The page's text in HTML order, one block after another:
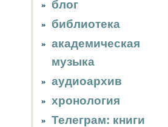
блог
библиотека
академическая
музыка
аудиоархив
хронология
Телеграм: книги